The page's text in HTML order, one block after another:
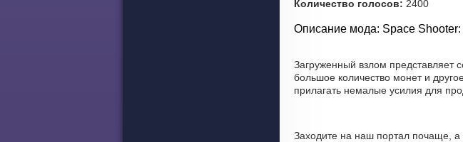
Количество голосов: 2400
Описание мода: Space
Загруженный взлом представляет
большое количество монет и
прилагать немалые усилия для
Заходите на наш портал почаще,